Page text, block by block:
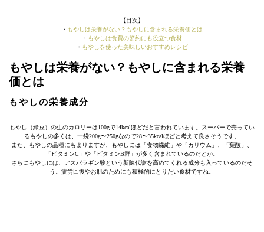
【目次】
・ もやしは栄養がない？もやしに含まれる栄養価とは
・ もやしは食費の節約にも役立つ食材
・ もやしを使った美味しいおすすめレシピ
もやしは栄養がない？もやしに含まれる栄養
価とは
もやしの栄養成分
もやし（緑豆）の生のカロリーは100gで14kcalほどだと言われています。スーパーで売ってい
るもやしの多くは、一袋200g〜250gなので28〜35kcalほどと考えて良さそうです。
また、もやしの品種にもよりますが、もやしには「食物繊維」や「カリウム」、「葉酸」、
「ビタミンC」や「ビタミンB群」が多く含まれているのだとか。
さらにもやしには、アスパラギン酸という新陳代謝を高めてくれる成分も入っているのだそ
う。疲労回復やお肌のためにも積極的にとりたい食材ですね。